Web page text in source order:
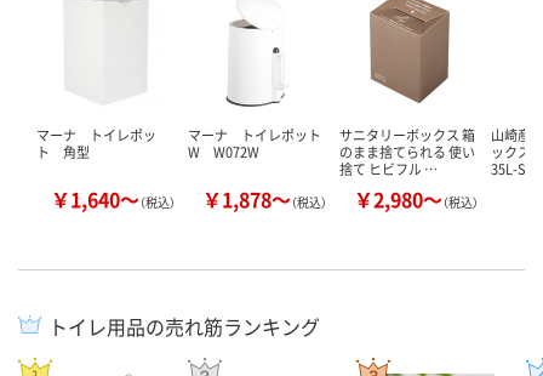
マーナ トイレポッ
ト 角型
￥1,640～（税込）
マーナ トイレポット
W W072W
￥1,878～（税込）
サニタリーボックス 箱
のまま捨てられる 使い
捨て ヒビフル …
￥2,980～（税込）
山崎産
ックス
35L-S…
トイレ用品の売れ筋ランキング